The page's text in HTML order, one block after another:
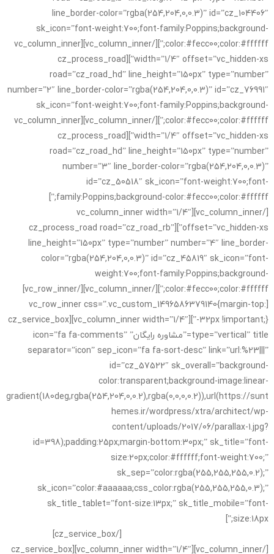
line_border-color=”rgba(254,204,0,0.3)” id=”cz_104406″
sk_icon=”font-weight:700;font-family:Poppins;background-
color:#fecc00;color:#ffffff;”][/vc_column_inner][vc_column_inner
width=”1/4″ offset=”vc_hidden-xs”][cz_process_road
road=”cz_road_hd” line_height=”150px” type=”number”
number=”2″ line_border-color=”rgba(254,204,0,0.3)” id=”cz_76991″
sk_icon=”font-weight:700;font-family:Poppins;background-
color:#fecc00;color:#ffffff;”][/vc_column_inner][vc_column_inner
width=”1/4″ offset=”vc_hidden-xs”][cz_process_road
road=”cz_road_hd” line_height=”150px” type=”number”
number=”3″ line_border-color=”rgba(254,204,0,0.3)”
id=”cz_50518″ sk_icon=”font-weight:700;font-
family:Poppins;background-color:#fecc00;color:#ffffff;”]
[/vc_column_inner][vc_column_inner width=”1/4″
offset=”vc_hidden-xs”][cz_process_road road=”cz_road_rb”
line_height=”150px” type=”number” number=”4″ line_border-
color=”rgba(254,204,0,0.3)” id=”cz_45819″ sk_icon=”font-
weight:700;font-family:Poppins;background-
color:#fecc00;color:#ffffff;”][/vc_column_inner][/vc_row_inner]
[vc_row_inner css=”.vc_custom_1496586379140{margin-top:
-32px !important;}”][vc_column_inner width=”1/4″][cz_service_box
type=”vertical” title=”مشاوره رایگان” icon=”fa fa-comments”
separator=”icon” sep_icon=”fa fa-sort-desc” link=”url:%23|||”
id=”cz_57522″ sk_overall=”background-
color:transparent;background-image:linear-
gradient(180deg,rgba(254,204,0,0.2),rgba(0,0,0,0.2)),url(https://sunt
hemes.ir/wordpress/xtra/architect/wp-
content/uploads/2017/06/parallax-1.jpg?
id=398);padding:25px;margin-bottom:30px;” sk_title=”font-
size:20px;color:#ffffff;font-weight:700;”
sk_sep=”color:rgba(255,255,255,0.2);”
sk_icon=”color:#aaaaaa;css_color:rgba(255,255,255,0.3);”
sk_title_tablet=”font-size:13px;” sk_title_mobile=”font-
size:18px;”] لورم ایپسوم متن ساختگی با تولید سادگی نامفهوم از صنعت
[/cz_service_box]
[/vc_column_inner][vc_column_inner width=”1/4″][cz_service_box